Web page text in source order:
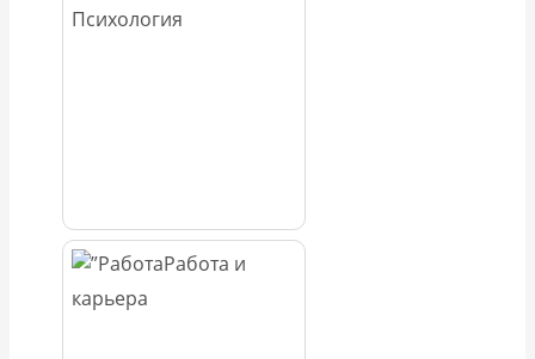
Психология
Работа и
карьера